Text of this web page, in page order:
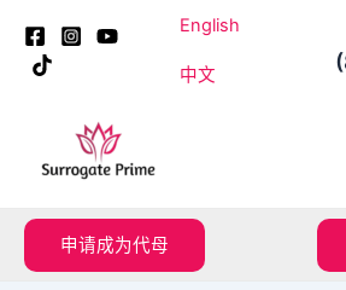
English
中文
申请成为代母
navigation